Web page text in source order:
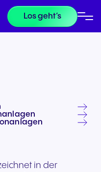
Los geht’s
in der